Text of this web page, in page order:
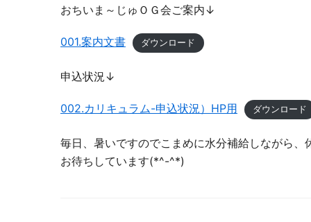
おちいま～じゅＯＧ会ご案内↓
001.案内文書 ダウンロード
申込状況↓
002.カリキュラム-申込状況）HP用 ダウンロード
毎日、暑いですのでこまめに水分補給しながら
お待ちしています(*^-^*)